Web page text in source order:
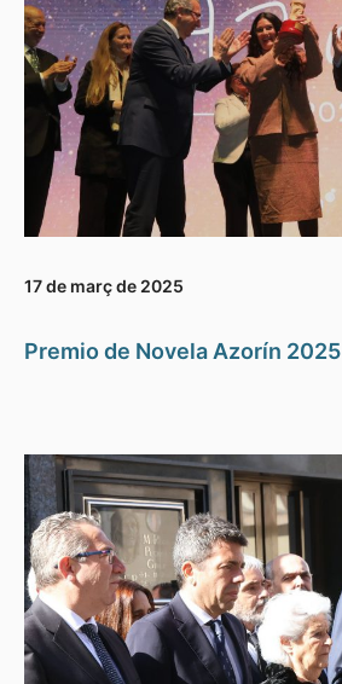
17 de març de 2025
Premio de Novela Azorín 2025